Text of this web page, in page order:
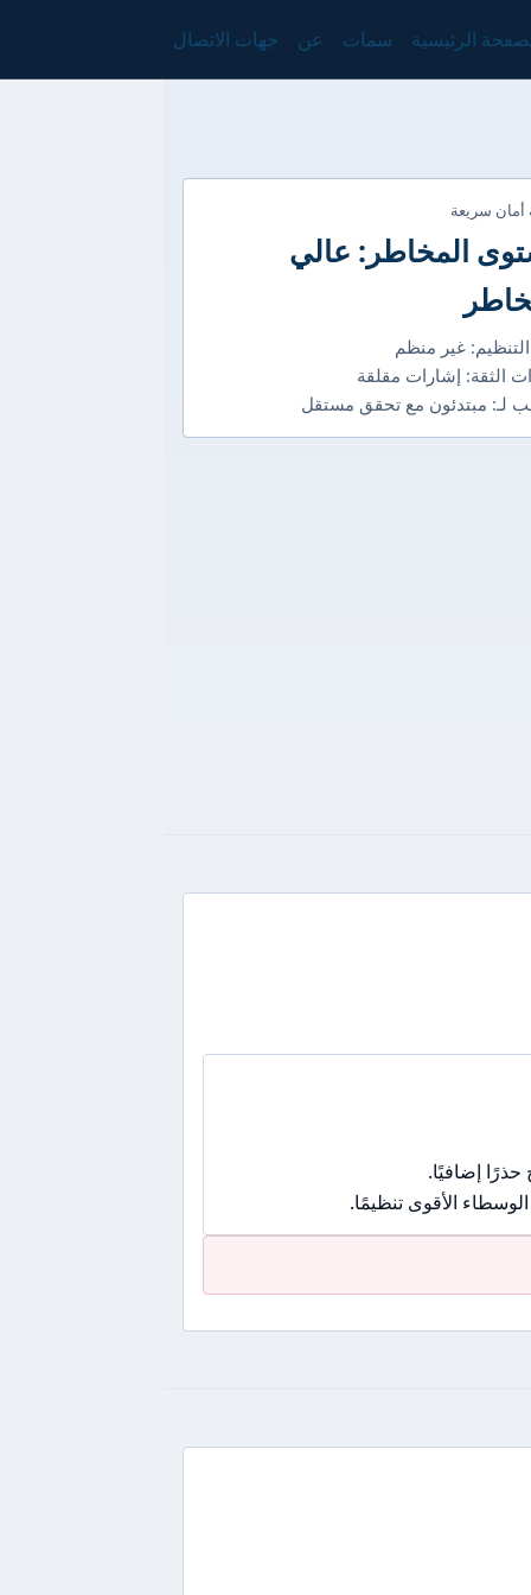
الرئيسية سمات عن جهات الاتصال
أمان سريعة
المخاطر: عالي
غير منظم
الثقة: إشارات مقلقة
لـ: مبتدئون مع تحقق مستقل
إضافيًا.
الأقوى تنظيمًا.